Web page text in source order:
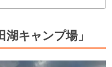
キャンプ場」